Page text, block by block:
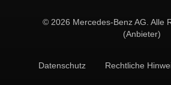
© 2026 Mercedes-Benz AG. Alle
(Anbieter)
Datenschutz Rechtliche